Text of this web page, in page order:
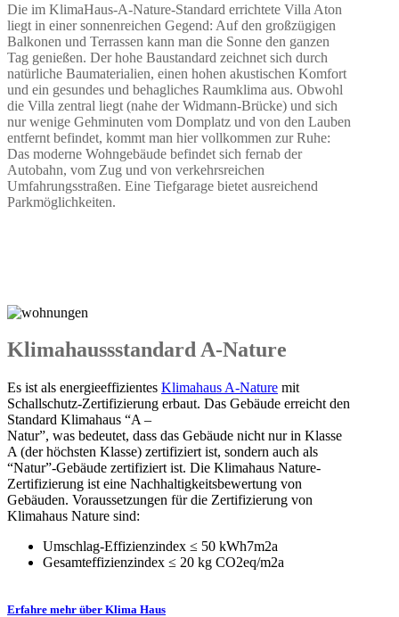
Die im KlimaHaus-A-Nature-Standard errichtete Villa Aton
liegt in einer sonnenreichen Gegend: Auf den großzügigen
Balkonen und Terrassen kann man die Sonne den ganzen
Tag genießen. Der hohe Baustandard zeichnet sich durch
natürliche Baumaterialien, einen hohen akustischen Komfort
und ein gesundes und behagliches Raumklima aus. Obwohl
die Villa zentral liegt (nahe der Widmann-Brücke) und sich
nur wenige Gehminuten vom Domplatz und von den Lauben
entfernt befindet, kommt man hier vollkommen zur Ruhe:
Das moderne Wohngebäude befindet sich fernab der
Autobahn, vom Zug und von verkehrsreichen
Umfahrungsstraßen. Eine Tiefgarage bietet ausreichend
Parkmöglichkeiten.
Klimahaussstandard A-Nature
Es ist als energieeffizientes Klimahaus A-Nature mit
Schallschutz-Zertifizierung erbaut. Das Gebäude erreicht den
Standard Klimahaus “A –
Natur”, was bedeutet, dass das Gebäude nicht nur in Klasse
A (der höchsten Klasse) zertifiziert ist, sondern auch als
“Natur”-Gebäude zertifiziert ist. Die Klimahaus Nature-
Zertifizierung ist eine Nachhaltigkeitsbewertung von
Gebäuden. Voraussetzungen für die Zertifizierung von
Klimahaus Nature sind:
Umschlag-Effizienzindex ≤ 50 kWh7m2a
Gesamteffizienzindex ≤ 20 kg CO2eq/m2a
Erfahre mehr über Klima Haus